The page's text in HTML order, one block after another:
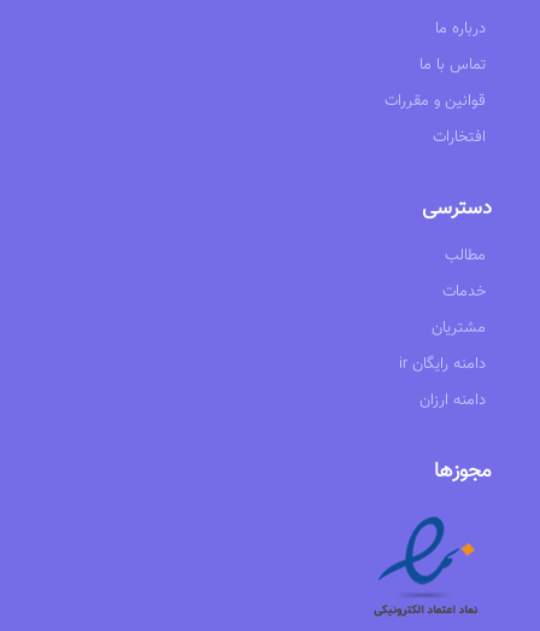
درباره ما
تماس با ما
قوانین و مقررات
افتخارات
دسترسی
مطالب
خدمات
مشتریان
ir دامنه رایگان
دامنه ارزان
مجوزها